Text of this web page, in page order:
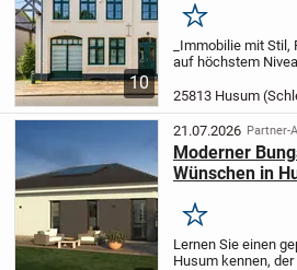
10
Merken
_Immobilie mit
auf höchstem
Geschäftshaus
ansprechendes
Erscheinungsbild
25813 Husum
21.07.2026 Partner-
Moderner
Wünschen in
Merken
Lernen Sie einen
Husum kennen,